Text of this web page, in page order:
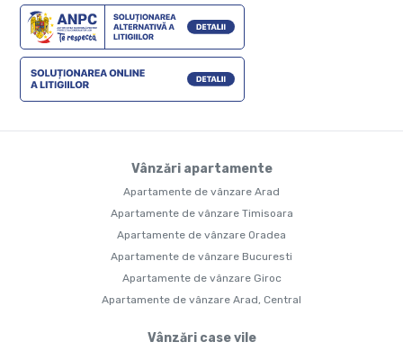
Vânzări apartamente
Apartamente de vânzare Arad
Apartamente de vânzare Timisoara
Apartamente de vânzare Oradea
Apartamente de vânzare Bucuresti
Apartamente de vânzare Giroc
Apartamente de vânzare Arad, Central
Vânzări case vile